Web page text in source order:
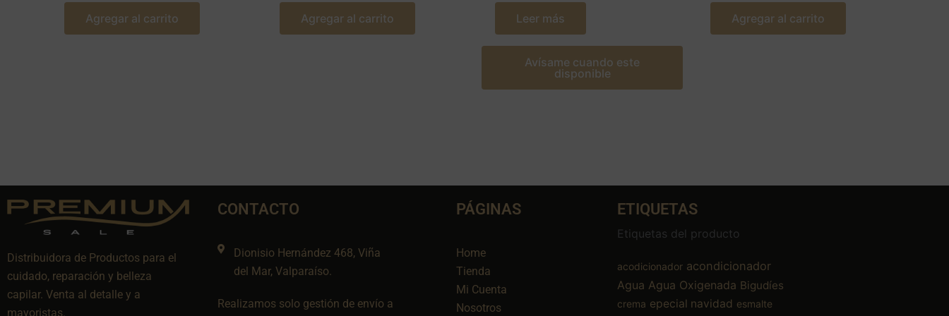
Agregar al carrito Agregar al carrito Leer más
Avísame cuando este
disponible
Agregar al carrito
Distribuidora de Productos para el
cuidado, reparación y belleza
capilar. Venta al detalle y a
mayoristas.
CONTACTO
Dionisio Hernández 468, Viña
del Mar, Valparaíso.
Realizamos solo gestión de envío a
PÁGINAS
Home
Tienda
Mi Cuenta
Nosotros
ETIQUETAS
Etiquetas del producto
acodicionador acondicionador
Agua Agua Oxigenada Bigudíes
crema epecial navidad esmalte